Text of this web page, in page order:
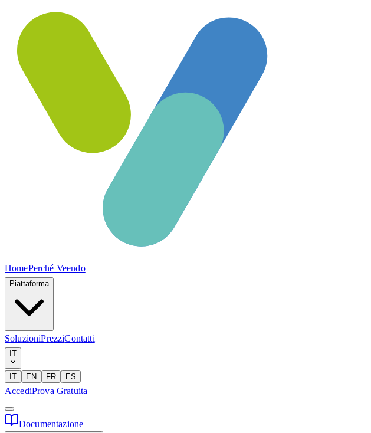
HomePerché Veendo
Piattaforma
SoluzioniPrezziContatti
IT
IT EN FR ES
AccediProva Gratuita
Documentazione